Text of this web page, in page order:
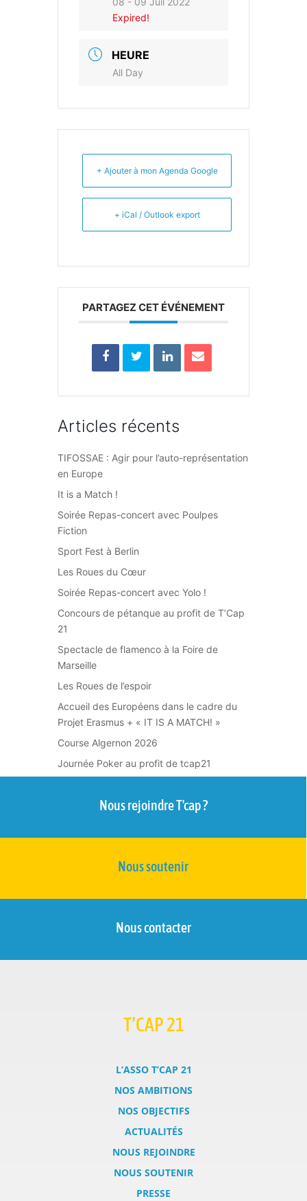
Expired!
HEURE
All Day
+ Ajouter à mon Agenda Google
+ iCal / Outlook export
PARTAGEZ CET ÉVÉNEMENT
Articles récents
TIFOSSAE : Agir pour l’auto-représentation
en Europe
It is a Match !
Soirée Repas-concert avec Poulpes
Fiction
Sport Fest à Berlin
Les Roues du Cœur
Soirée Repas-concert avec Yolo !
Concours de pétanque au profit de T’Cap
21
Spectacle de flamenco à la Foire de
Marseille
Les Roues de l’espoir
Accueil des Européens dans le cadre du
Projet Erasmus + « IT IS A MATCH! »
Course Algernon 2026
Journée Poker au profit de tcap21
Nous rejoindre T'cap ?
Nous soutenir
Nous contacter
T’CAP 21
L’ASSO T’CAP 21
NOS AMBITIONS
NOS OBJECTIFS
ACTUALITÉS
NOUS REJOINDRE
NOUS SOUTENIR
PRESSE